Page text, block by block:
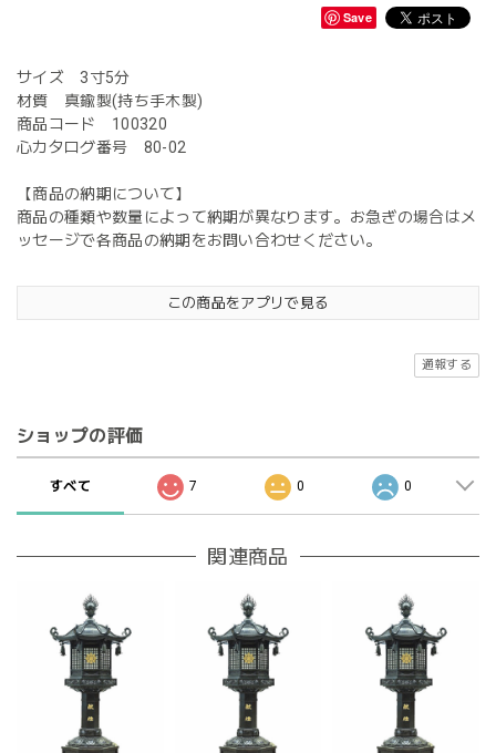
Save
サイズ 3寸5分
材質 真鍮製(持ち手木製)
商品コード 100320
心カタログ番号 80-02
【商品の納期について】
商品の種類や数量によって納期が異なります。お急ぎの場合はメ
ッセージで各商品の納期をお問い合わせください。
この商品をアプリで見る
通報する
ショップの評価
すべて 7 0 0
関連商品